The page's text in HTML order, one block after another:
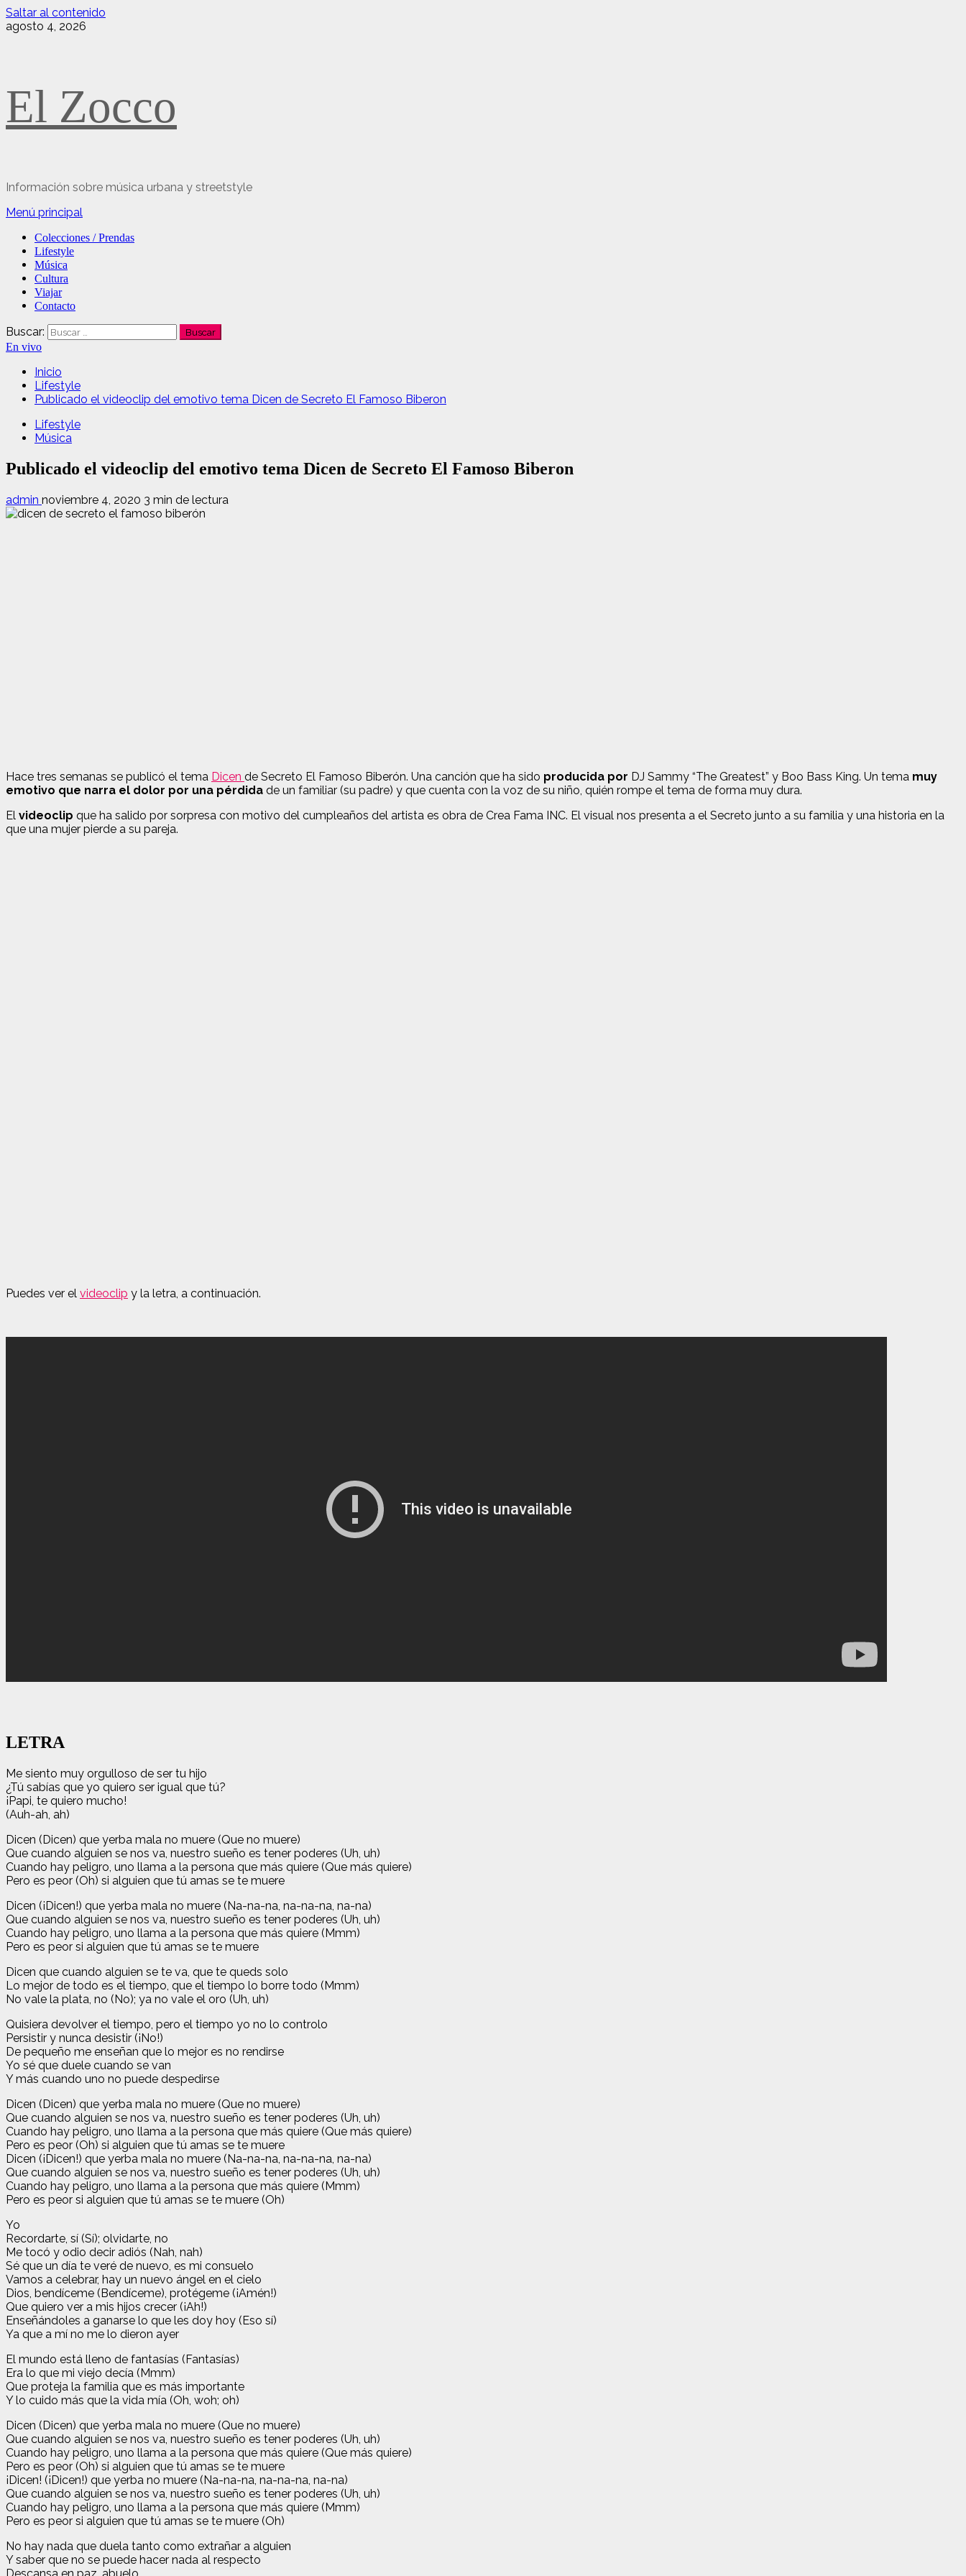
Saltar al contenido
agosto 4, 2026
El Zocco
Información sobre música urbana y streetstyle
Menú principal
Colecciones / Prendas
Lifestyle
Música
Cultura
Viajar
Contacto
Buscar:
En vivo
Inicio
Lifestyle
Publicado el videoclip del emotivo tema Dicen de Secreto El Famoso Biberon
Lifestyle
Música
Publicado el videoclip del emotivo tema Dicen de Secreto El Famoso Biberon
admin noviembre 4, 2020 3 min de lectura
Hace tres semanas se publicó el tema Dicen de Secreto El Famoso Biberón. Una canción que ha sido producida por DJ Sammy “The Greatest” y Boo Bass King. Un tema muy
emotivo que narra el dolor por una pérdida de un familiar (su padre) y que cuenta con la voz de su niño, quién rompe el tema de forma muy dura.
El videoclip que ha salido por sorpresa con motivo del cumpleaños del artista es obra de Crea Fama INC. El visual nos presenta a el Secreto junto a su familia y una historia en la
que una mujer pierde a su pareja.
Puedes ver el videoclip y la letra, a continuación.
LETRA
Me siento muy orgulloso de ser tu hijo
¿Tú sabías que yo quiero ser igual que tú?
¡Papi, te quiero mucho!
(Auh-ah, ah)
Dicen (Dicen) que yerba mala no muere (Que no muere)
Que cuando alguien se nos va, nuestro sueño es tener poderes (Uh, uh)
Cuando hay peligro, uno llama a la persona que más quiere (Que más quiere)
Pero es peor (Oh) si alguien que tú amas se te muere
Dicen (¡Dicen!) que yerba mala no muere (Na-na-na, na-na-na, na-na)
Que cuando alguien se nos va, nuestro sueño es tener poderes (Uh, uh)
Cuando hay peligro, uno llama a la persona que más quiere (Mmm)
Pero es peor si alguien que tú amas se te muere
Dicen que cuando alguien se te va, que te queds solo
Lo mejor de todo es el tiempo, que el tiempo lo borre todo (Mmm)
No vale la plata, no (No); ya no vale el oro (Uh, uh)
Quisiera devolver el tiempo, pero el tiempo yo no lo controlo
Persistir y nunca desistir (¡No!)
De pequeño me enseñan que lo mejor es no rendirse
Yo sé que duele cuando se van
Y más cuando uno no puede despedirse
Dicen (Dicen) que yerba mala no muere (Que no muere)
Que cuando alguien se nos va, nuestro sueño es tener poderes (Uh, uh)
Cuando hay peligro, uno llama a la persona que más quiere (Que más quiere)
Pero es peor (Oh) si alguien que tú amas se te muere
Dicen (¡Dicen!) que yerba mala no muere (Na-na-na, na-na-na, na-na)
Que cuando alguien se nos va, nuestro sueño es tener poderes (Uh, uh)
Cuando hay peligro, uno llama a la persona que más quiere (Mmm)
Pero es peor si alguien que tú amas se te muere (Oh)
Yo
Recordarte, sí (Sí); olvidarte, no
Me tocó y odio decir adiós (Nah, nah)
Sé que un día te veré de nuevo, es mi consuelo
Vamos a celebrar, hay un nuevo ángel en el cielo
Dios, bendíceme (Bendíceme), protégeme (¡Amén!)
Que quiero ver a mis hijos crecer (¡Ah!)
Enseñándoles a ganarse lo que les doy hoy (Eso sí)
Ya que a mí no me lo dieron ayer
El mundo está lleno de fantasías (Fantasías)
Era lo que mi viejo decía (Mmm)
Que proteja la familia que es más importante
Y lo cuido más que la vida mía (Oh, woh; oh)
Dicen (Dicen) que yerba mala no muere (Que no muere)
Que cuando alguien se nos va, nuestro sueño es tener poderes (Uh, uh)
Cuando hay peligro, uno llama a la persona que más quiere (Que más quiere)
Pero es peor (Oh) si alguien que tú amas se te muere
¡Dicen! (¡Dicen!) que yerba no muere (Na-na-na, na-na-na, na-na)
Que cuando alguien se nos va, nuestro sueño es tener poderes (Uh, uh)
Cuando hay peligro, uno llama a la persona que más quiere (Mmm)
Pero es peor si alguien que tú amas se te muere (Oh)
No hay nada que duela tanto como extrañar a alguien
Y saber que no se puede hacer nada al respecto
Descansa en paz, abuelo